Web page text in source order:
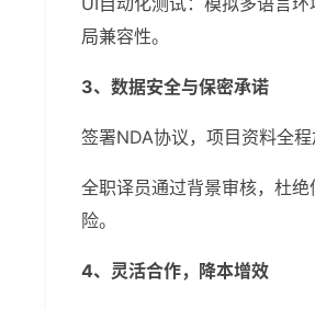
局兼容性。
3、数据安全与保密承诺
签署NDA协议，项目资料全程
全职译员通过背景审核，杜绝
险。
4、灵活合作，降本增效